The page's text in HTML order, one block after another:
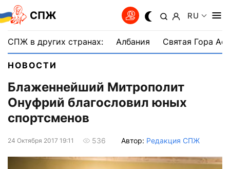
СПЖ RU
СПЖ в других странах: Албания Святая Гора
НОВОСТИ
Блаженнейший Митрополит
Онуфрий благословил юных
спортсменов
24 Октября 2017 19:11 536 Автор: Редакция СПЖ